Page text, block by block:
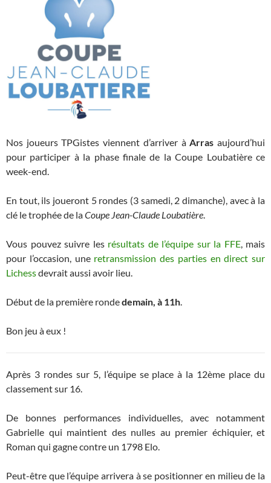
Nos joueurs TPGistes viennent d’arriver àArrasaujourd’hui
pour participer à la phase finale de la Coupe Loubatière ce
week-end.
En tout, ils joueront 5 rondes (3 samedi, 2 dimanche), avec à la
clé le trophée de laCoupe Jean-Claude Loubatière.
Vous pouvez suivre les résultats de l’équipe sur la FFE, mais
pour l’occasion, une retransmission des parties en direct sur
Lichessdevrait aussi avoir lieu.
Début de la première rondedemain, à 11h.
Bon jeu à eux !
Après 3 rondes sur 5, l’équipe se place à la 12ème place du
classement sur 16.
De bonnes performances individuelles, avec notamment
Gabrielle qui maintient des nulles au premier échiquier, et
Roman qui gagne contre un 1798 Elo.
Peut-être que l’équipe arrivera à se positionner en milieu de la